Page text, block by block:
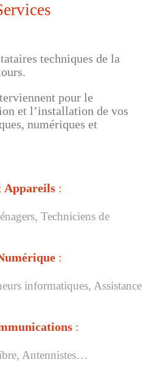
techniques de la
pour le
et l’installation de vos
numériques et
Appareils :
Techniciens de
:
informatiques, Assistance
:
Antennistes…